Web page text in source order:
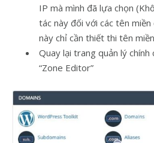
IP mà mình đã lựa chọn
tác này đối với các tên
này chỉ cần thiết thi tên
Quay lại trang quản lý
“Zone Editor”